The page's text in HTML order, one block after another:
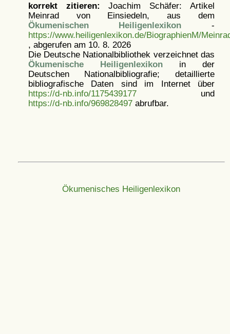
korrekt zitieren: Joachim Schäfer: Artikel
Meinrad von Einsiedeln, aus dem
Ökumenischen Heiligenlexikon -
https://www.heiligenlexikon.de/BiographienM/
, abgerufen am 10. 8. 2026
Die Deutsche Nationalbibliothek verzeichnet das
Ökumenische Heiligenlexikonin der
Deutschen Nationalbibliografie; detaillierte
bibliografische Daten sind im Internet über
https://d-nb.info/1175439177und
https://d-nb.info/969828497abrufbar.
Ökumenisches Heiligenlexikon